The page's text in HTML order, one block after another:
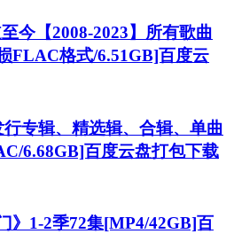
今【2008-2023】所有歌曲
FLAC格式/6.51GB]百度云
行专辑、精选辑、合辑、单曲
6.68GB]百度云盘打包下载
》1-2季72集[MP4/42GB]百